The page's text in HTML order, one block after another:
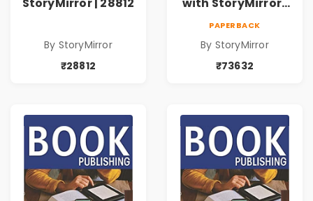
By StoryMirror
₹28812
PAPERBACK
By StoryMirror
₹73632